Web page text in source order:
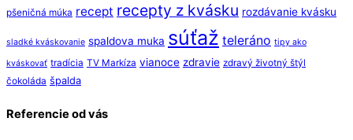
pšeničná múka recept recepty z kvásku rozdávanie kvásku
sladké kváskovanie spaldova muka súťaž teleráno tipy ako
kváskovať tradícia TV Markíza vianoce zdravie zdravý životný štýl
čokoláda špalda
Referencie od vás